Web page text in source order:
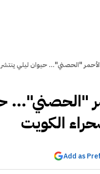
"الحصني"... حيوان ليلي
"الحصني"...
الكويت
Add as